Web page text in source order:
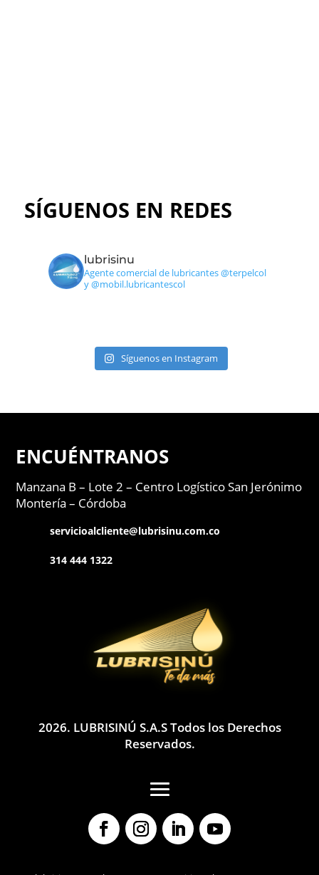
SÍGUENOS EN REDES
lubrisinu
Agente comercial de lubricantes @terpelcol
y @mobil.lubricantescol
Síguenos en Instagram
ENCUÉNTRANOS
Manzana B – Lote 2 – Centro Logístico San Jerónimo
Montería – Córdoba
servicioalcliente@lubrisinu.com.co
314 444 1322
2026. LUBRISINÚ S.A.S Todos los Derechos
Reservados.